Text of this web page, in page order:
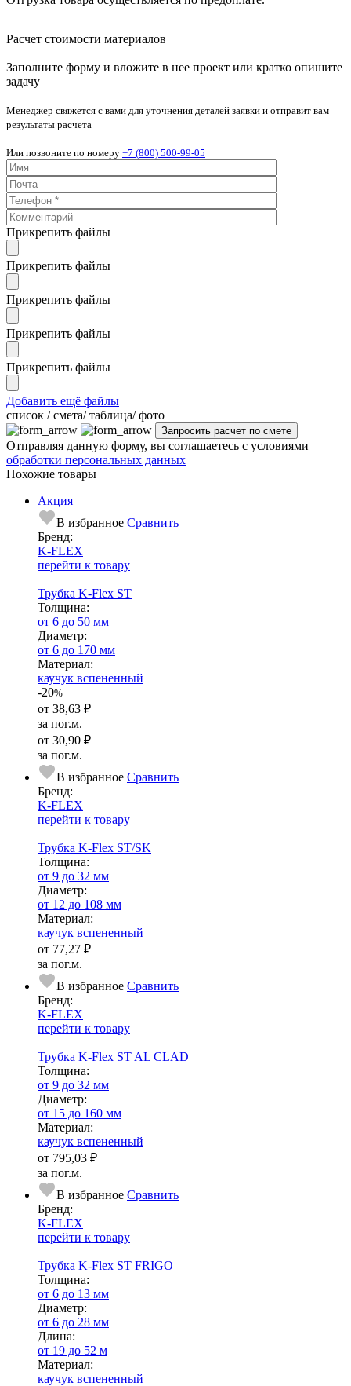
Расчет стоимости материалов
Заполните форму и вложите в нее проект или кратко опишите
задачу
Менеджер свяжется с вами для уточнения деталей заявки и отправит вам
результаты расчета
Или позвоните по номеру +7 (800) 500-99-05
Прикрепить файлы
Прикрепить файлы
Прикрепить файлы
Прикрепить файлы
Прикрепить файлы
Добавить ещё файлы
cписок / смета/ таблица/ фото
Отправляя данную форму, вы соглашаетесь с условиями
обработки персональных данных
Похожие товары
Акция
В избранное Сравнить
Бренд:
K-FLEX
перейти к товару
Трубка K-Flex ST
Тол­щи­на:
от 6 до 50 мм
Диаметр:
от 6 до 170 мм
Ма­­те­­ри­­ал:
каучук вспененный
-20%
от 38,63 ₽
за пог.м.
от 30,90 ₽
за пог.м.
В избранное Сравнить
Бренд:
K-FLEX
перейти к товару
Трубка K-Flex ST/SK
Тол­щи­на:
от 9 до 32 мм
Диаметр:
от 12 до 108 мм
Ма­­те­­ри­­ал:
каучук вспененный
от 77,27 ₽
за пог.м.
В избранное Сравнить
Бренд:
K-FLEX
перейти к товару
Трубка K-Flex ST AL CLAD
Тол­щи­на:
от 9 до 32 мм
Диаметр:
от 15 до 160 мм
Ма­­те­­ри­­ал:
каучук вспененный
от 795,03 ₽
за пог.м.
В избранное Сравнить
Бренд:
K-FLEX
перейти к товару
Трубка K-Flex ST FRIGO
Тол­щи­на:
от 6 до 13 мм
Диаметр:
от 6 до 28 мм
Длина:
от 19 до 52 м
Ма­­те­­ри­­ал:
каучук вспененный